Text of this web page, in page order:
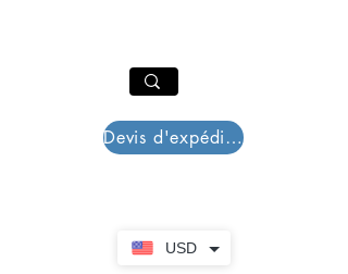
USD
Devis d'expédition